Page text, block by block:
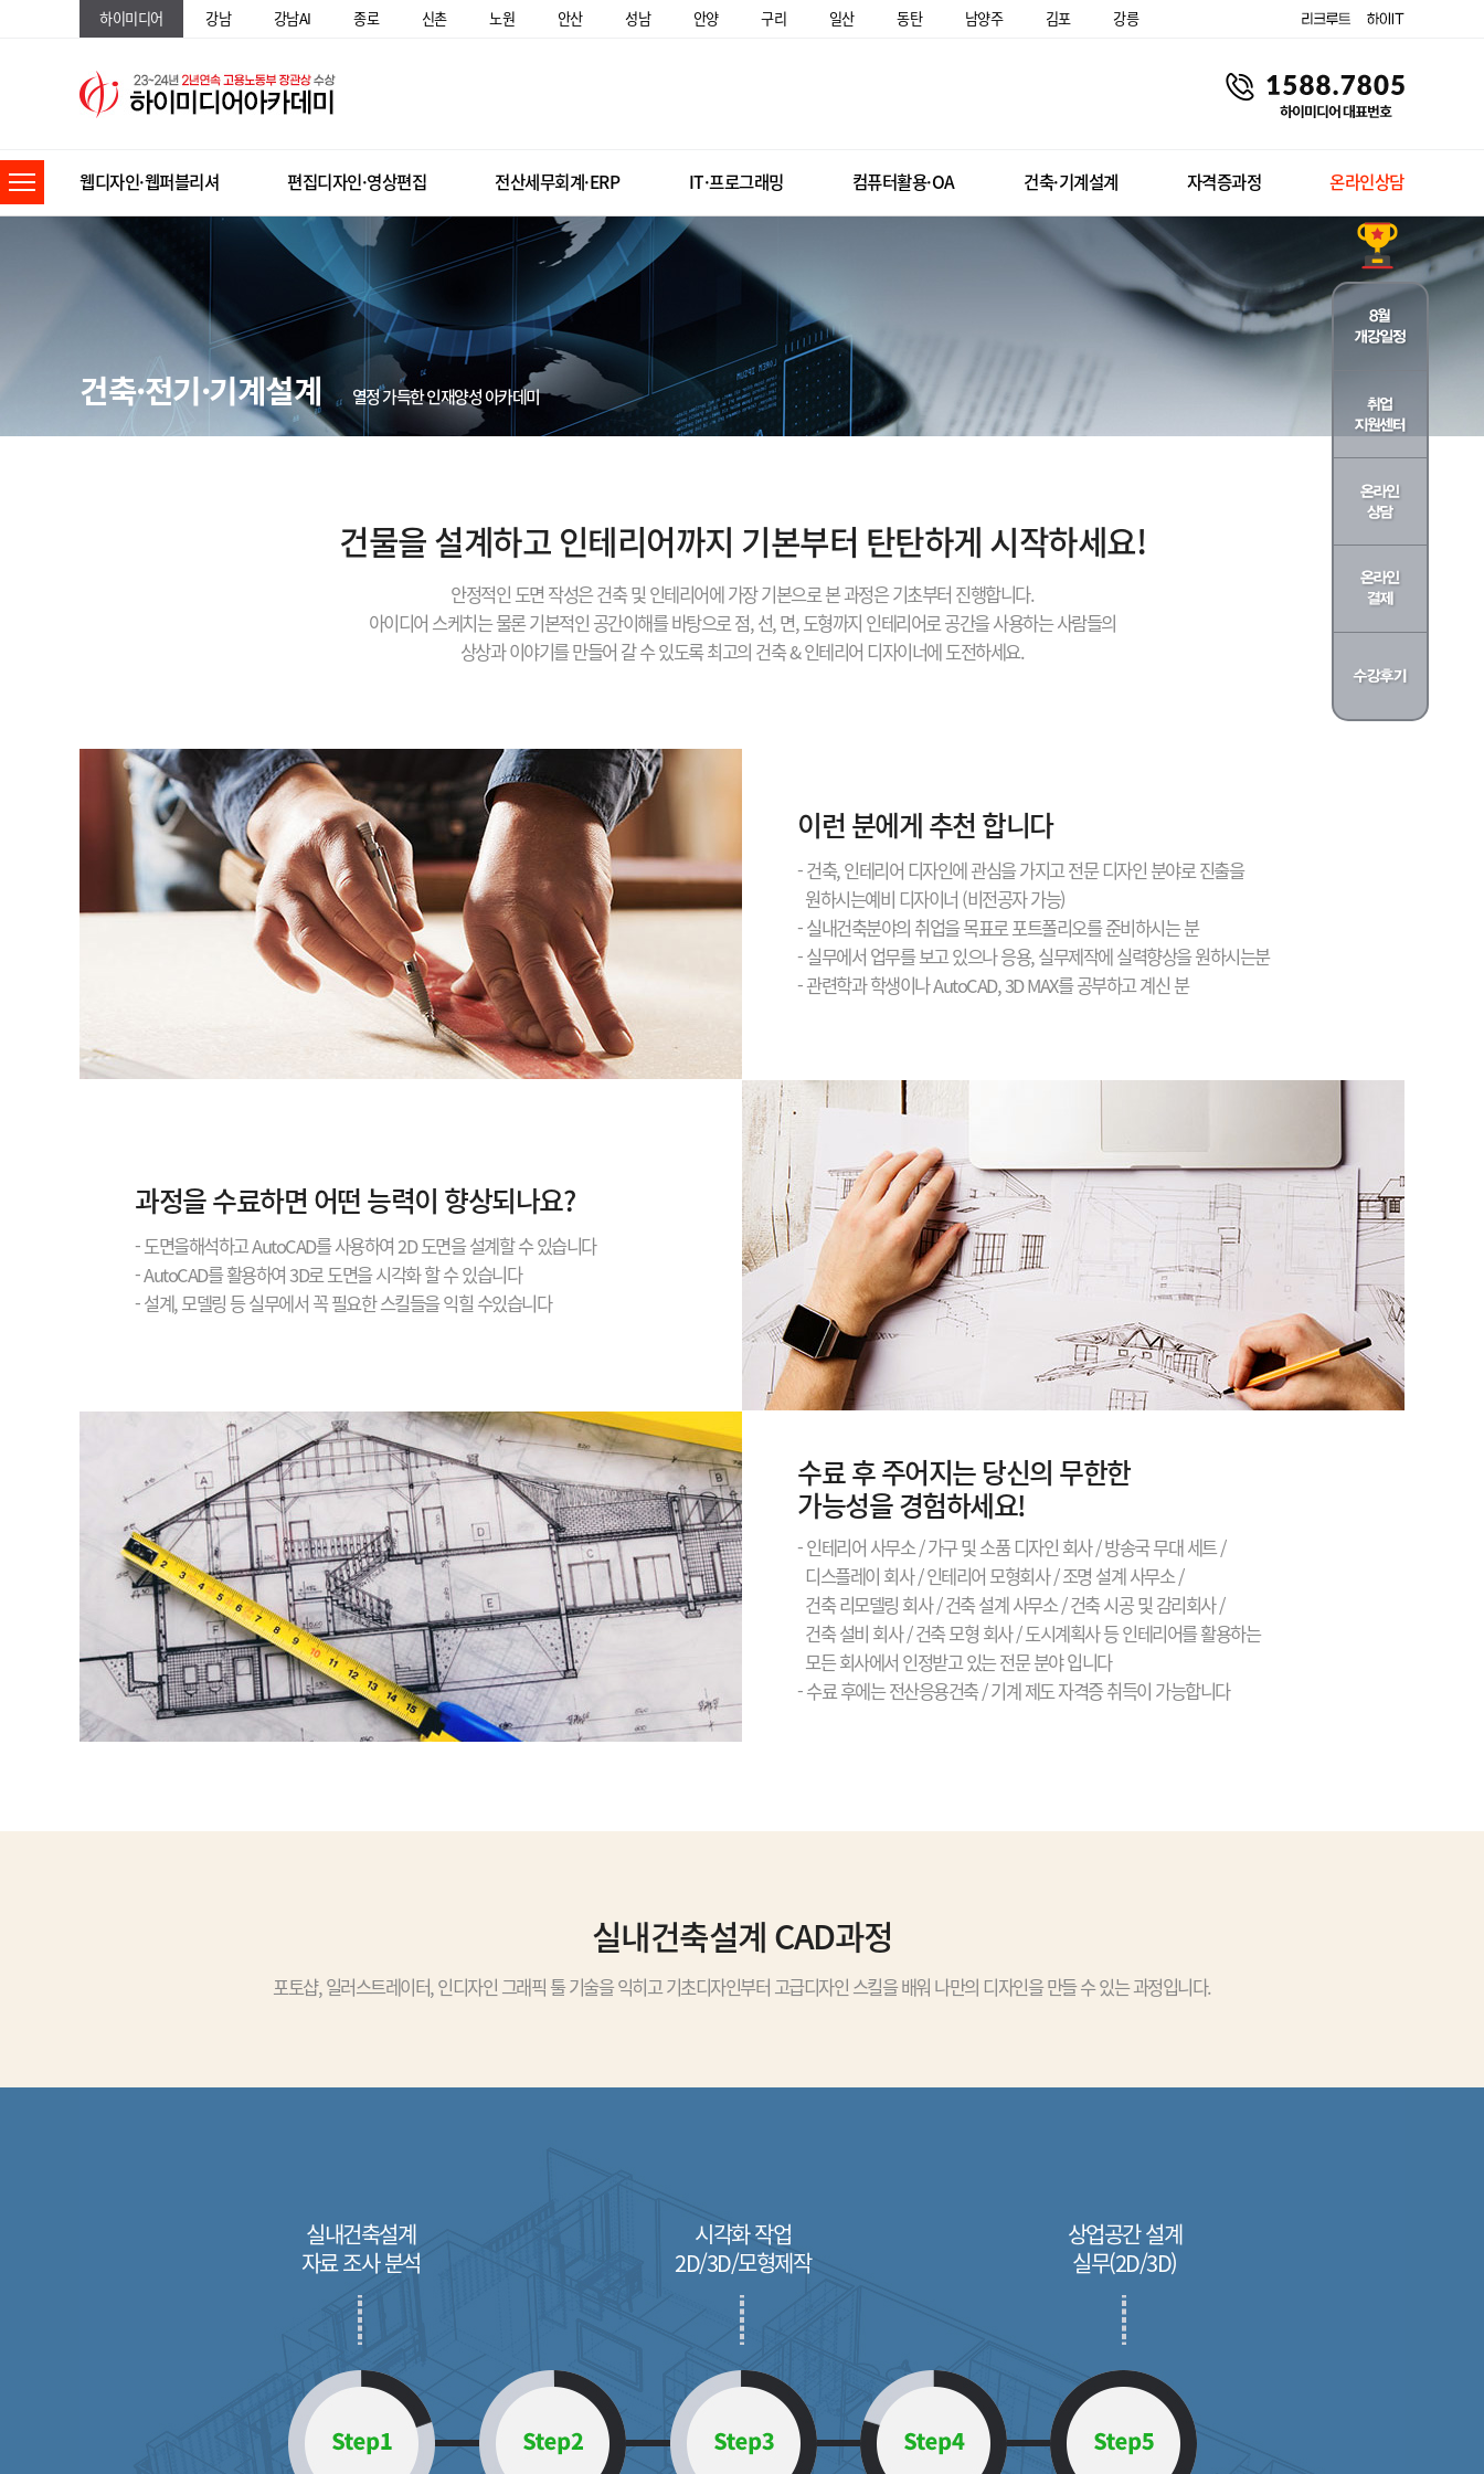
하이미디어 강남 강남AI 종로 신촌 노원 안산 성남 안양 구리 일산 동탄 남양주 김포 강릉
웹디자인·웹퍼블리셔 편집디자인·영상편집 전산세무회계·ERP IT·프로그래밍 컴퓨터활용·OA 건축·기계설계 자격증과정 온라인상담
건축·전기·기계설계 열정 가득한 인재양성 아카데미
건물을 설계하고 인테리어까지 기본부터 탄탄하게 시작하세요!
안정적인 도면 작성은 건축 및 인테리어에 가장 기본으로 본 과정은 기초부터 진행합니다.
아이디어 스케치는 물론 기본적인 공간이해를 바탕으로 점, 선, 면, 도형까지 인테리어로 공간을 사용하는 사람들의
상상과 이야기를 만들어 갈 수 있도록 최고의 건축 & 인테리어 디자이너에 도전하세요.
이런 분에게 추천 합니다
- 건축, 인테리어 디자인에 관심을 가지고 전문 디자인 분야로 진출을
원하시는예비 디자이너 (비전공자 가능)
- 실내건축분야의 취업을 목표로 포트폴리오를 준비하시는 분
- 실무에서 업무를 보고 있으나 응용, 실무제작에 실력향상을 원하시는분
- 관련학과 학생이나 AutoCAD, 3D MAX를 공부하고 계신 분
과정을 수료하면 어떤 능력이 향상되나요?
- 도면을해석하고 AutoCAD를 사용하여 2D 도면을 설계할 수 있습니다
- AutoCAD를 활용하여 3D로 도면을 시각화 할 수 있습니다
- 설계, 모델링 등 실무에서 꼭 필요한 스킬들을 익힐 수있습니다
수료 후 주어지는 당신의 무한한
가능성을 경험하세요!
- 인테리어 사무소 / 가구 및 소품 디자인 회사 / 방송국 무대 세트 /
디스플레이 회사 / 인테리어 모형회사 / 조명 설계 사무소 /
건축 리모델링 회사 / 건축 설계 사무소 / 건축 시공 및 감리회사 /
건축 설비 회사 / 건축 모형 회사 / 도시계획사 등 인테리어를 활용하는
모든 회사에서 인정받고 있는 전문 분야 입니다
- 수료 후에는 전산응용건축 / 기계 제도 자격증 취득이 가능합니다
실내건축설계 CAD과정
포토샵, 일러스트레이터, 인디자인 그래픽 툴 기술을 익히고 기초디자인부터 고급디자인 스킬을 배워 나만의 디자인을 만들 수 있는 과정입니다.
실내건축설계
자료 조사 분석
시각화 작업
2D/3D/모형제작
상업공간 설계
실무(2D/3D)